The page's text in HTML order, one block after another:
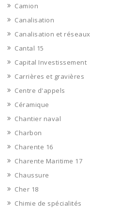
Camion
Canalisation
Canalisation et réseaux
Cantal 15
Capital Investissement
Carrières et gravières
Centre d'appels
Céramique
Chantier naval
Charbon
Charente 16
Charente Maritime 17
Chaussure
Cher 18
Chimie de spécialités